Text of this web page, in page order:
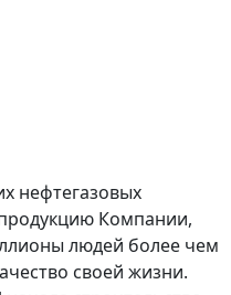
нефтегазовых
Компании,
людей более чем
своей жизни.